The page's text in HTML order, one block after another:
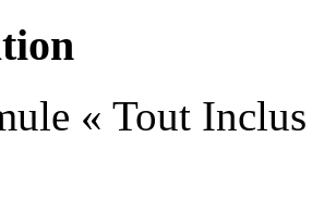
« Tout